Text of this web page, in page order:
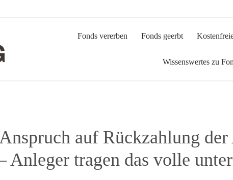
Fonds vererben Fonds geerbt
Wissenswertes zu
auf Rückzahlung
Anleger tragen das volle